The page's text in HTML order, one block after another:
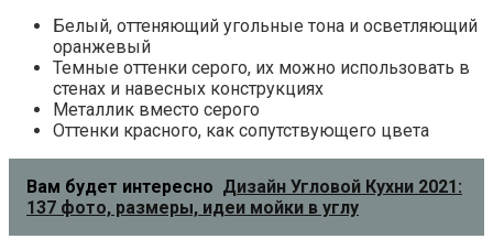
Белый, оттеняющий угольные тона и осветляющий
оранжевый
Темные оттенки серого, их можно использовать в
стенах и навесных конструкциях
Металлик вместо серого
Оттенки красного, как сопутствующего цвета
Вам будет интересно Дизайн Угловой Кухни 2021:
137 фото, размеры, идеи мойки в углу